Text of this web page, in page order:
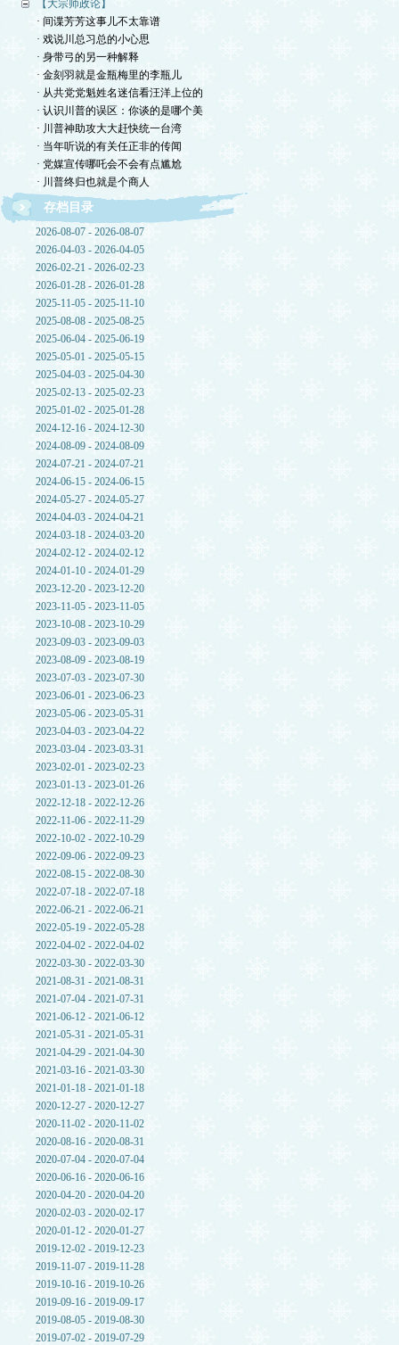
【大宗师政论】
· 间谍芳芳这事儿不太靠谱
· 戏说川总习总的小心思
· 身带弓的另一种解释
· 金刻羽就是金瓶梅里的李瓶儿
· 从共党党魁姓名迷信看汪洋上位的
· 认识川普的误区：你谈的是哪个美
· 川普神助攻大大赶快统一台湾
· 当年听说的有关任正非的传闻
· 党媒宣传哪吒会不会有点尴尬
· 川普终归也就是个商人
存档目录
2026-08-07 - 2026-08-07
2026-04-03 - 2026-04-05
2026-02-21 - 2026-02-23
2026-01-28 - 2026-01-28
2025-11-05 - 2025-11-10
2025-08-08 - 2025-08-25
2025-06-04 - 2025-06-19
2025-05-01 - 2025-05-15
2025-04-03 - 2025-04-30
2025-02-13 - 2025-02-23
2025-01-02 - 2025-01-28
2024-12-16 - 2024-12-30
2024-08-09 - 2024-08-09
2024-07-21 - 2024-07-21
2024-06-15 - 2024-06-15
2024-05-27 - 2024-05-27
2024-04-03 - 2024-04-21
2024-03-18 - 2024-03-20
2024-02-12 - 2024-02-12
2024-01-10 - 2024-01-29
2023-12-20 - 2023-12-20
2023-11-05 - 2023-11-05
2023-10-08 - 2023-10-29
2023-09-03 - 2023-09-03
2023-08-09 - 2023-08-19
2023-07-03 - 2023-07-30
2023-06-01 - 2023-06-23
2023-05-06 - 2023-05-31
2023-04-03 - 2023-04-22
2023-03-04 - 2023-03-31
2023-02-01 - 2023-02-23
2023-01-13 - 2023-01-26
2022-12-18 - 2022-12-26
2022-11-06 - 2022-11-29
2022-10-02 - 2022-10-29
2022-09-06 - 2022-09-23
2022-08-15 - 2022-08-30
2022-07-18 - 2022-07-18
2022-06-21 - 2022-06-21
2022-05-19 - 2022-05-28
2022-04-02 - 2022-04-02
2022-03-30 - 2022-03-30
2021-08-31 - 2021-08-31
2021-07-04 - 2021-07-31
2021-06-12 - 2021-06-12
2021-05-31 - 2021-05-31
2021-04-29 - 2021-04-30
2021-03-16 - 2021-03-30
2021-01-18 - 2021-01-18
2020-12-27 - 2020-12-27
2020-11-02 - 2020-11-02
2020-08-16 - 2020-08-31
2020-07-04 - 2020-07-04
2020-06-16 - 2020-06-16
2020-04-20 - 2020-04-20
2020-02-03 - 2020-02-17
2020-01-12 - 2020-01-27
2019-12-02 - 2019-12-23
2019-11-07 - 2019-11-28
2019-10-16 - 2019-10-26
2019-09-16 - 2019-09-17
2019-08-05 - 2019-08-30
2019-07-02 - 2019-07-29